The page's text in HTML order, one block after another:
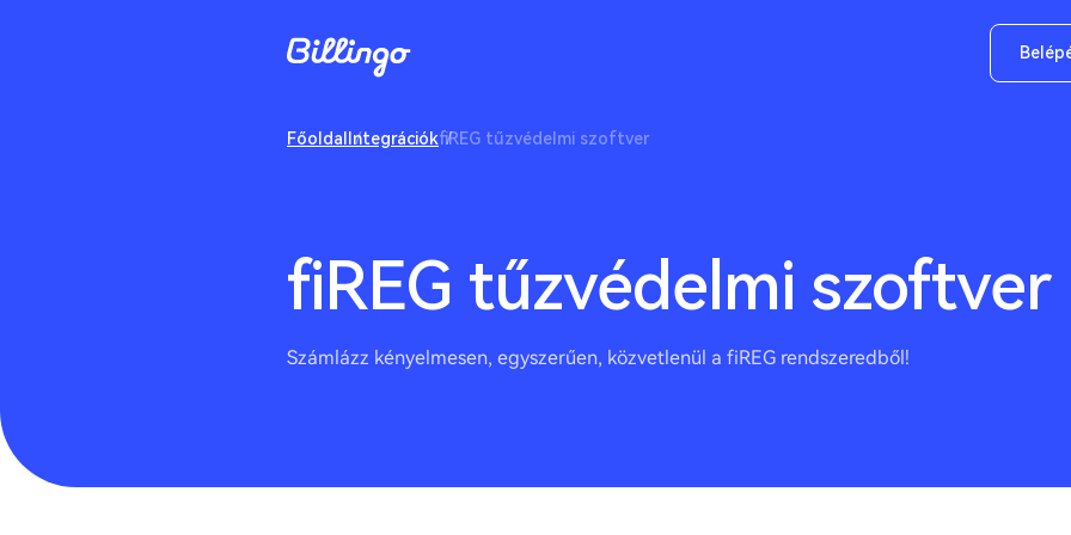
Főoldal IntegrációkfiREG tűzvédelmi szoftver
fiREG tűzvédelmi szoftver
Számlázz kényelmesen, egyszerűen, közvetlenül a fiREG rendszeredből!